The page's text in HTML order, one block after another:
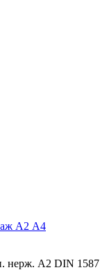
А2 А4
нерж. А2 DIN 1587